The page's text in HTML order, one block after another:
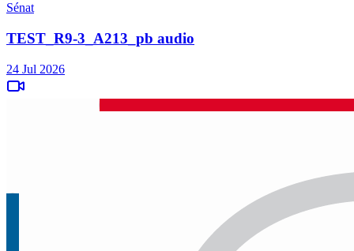
Sénat
TEST_R9-3_A213_pb audio
24 Jul 2026